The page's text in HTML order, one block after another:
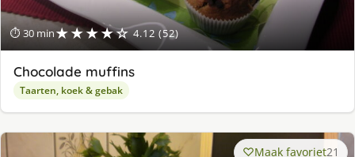
⏱ 30 min★★★★☆ 4.12 (52)
Chocolade muffins
Taarten, koek & gebak
Maak favoriet21